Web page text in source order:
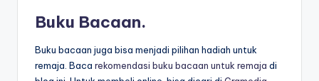
Buku Bacaan.
Buku bacaan juga bisa menjadi pilihan hadiah untuk
remaja. Baca rekomendasi buku bacaan untuk remaja di